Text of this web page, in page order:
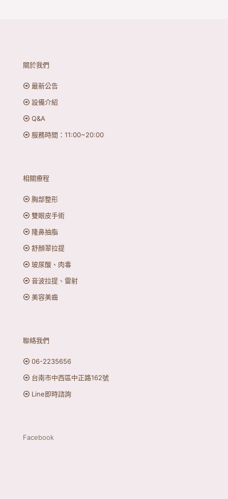
關於我們
最新公告
設備介紹
Q&A
服務時間：11:00~20:00
相關療程
胸部整形
雙眼皮手術
隆鼻抽脂
舒顏翠拉提
玻尿酸、肉毒
音波拉提、雷射
美容美齒
聯絡我們
06-2235656
台南市中西區中正路162號
Line即時諮詢
Facebook